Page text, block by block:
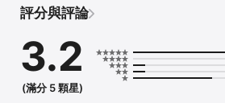
口。
►七大真實情境，讓您學會最道地的句型及內
一. 翱翔天際篇：機票訂購、簽證面談、在
行李問題
二. 四通八達篇：市區巴士及長途巴士、火
自駕租車、問路、包車觀光
評分與評論
3.2
(滿分 5 顆星)